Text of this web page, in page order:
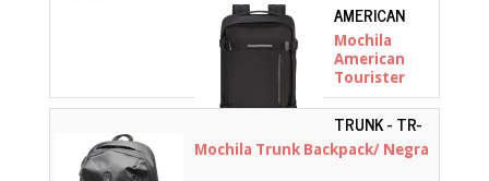
AMERICAN
TOURISTER -
151304-0423
Mochila
American
Tourister
Urban Track/
Capacidad
44L/ Negra
TRUNK - TR-
BACKPACK-
BLK
Mochila Trunk Backpack/ Negra